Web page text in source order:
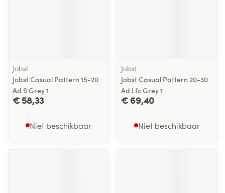
Jobst
Jobst Casual Pattern 15-20
Ad S Grey 1
€ 58,33
Niet beschikbaar
Jobst
Jobst Casual Pattern 20-30
Ad Lfc Grey 1
€ 69,40
Niet beschikbaar